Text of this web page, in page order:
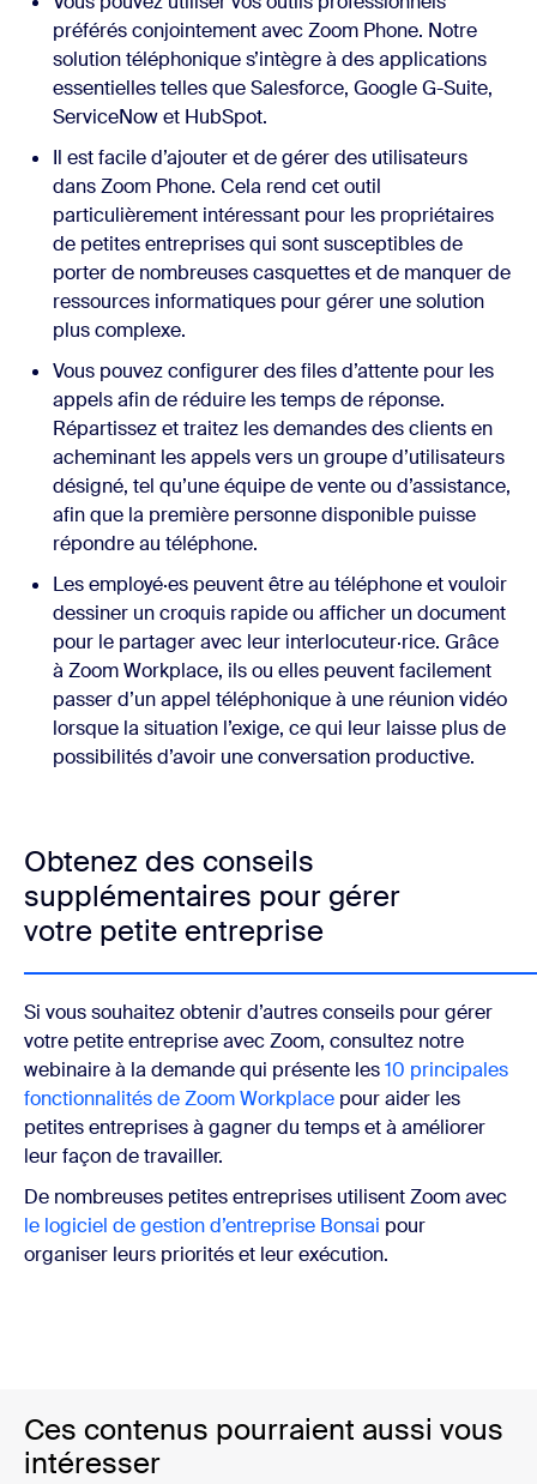
préférés conjointement avec Zoom Phone. Notre
solution téléphonique s’intègre à des applications
essentielles telles que Salesforce, Google G-Suite,
ServiceNow et HubSpot.
Il est facile d’ajouter et de gérer des utilisateurs
dans Zoom Phone. Cela rend cet outil
particulièrement intéressant pour les propriétaires
de petites entreprises qui sont susceptibles de
porter de nombreuses casquettes et de manquer de
ressources informatiques pour gérer une solution
plus complexe.
Vous pouvez configurer des files d’attente pour les
appels afin de réduire les temps de réponse.
Répartissez et traitez les demandes des clients en
acheminant les appels vers un groupe d’utilisateurs
désigné, tel qu’une équipe de vente ou d’assistance,
afin que la première personne disponible puisse
répondre au téléphone.
Les employé·es peuvent être au téléphone et vouloir
dessiner un croquis rapide ou afficher un document
pour le partager avec leur interlocuteur·rice. Grâce
à Zoom Workplace, ils ou elles peuvent facilement
passer d’un appel téléphonique à une réunion vidéo
lorsque la situation l’exige, ce qui leur laisse plus de
possibilités d’avoir une conversation productive.
Obtenez des conseils
supplémentaires pour gérer
votre petite entreprise
Si vous souhaitez obtenir d’autres conseils pour gérer
votre petite entreprise avec Zoom, consultez notre
webinaire à la demande qui présente les10 principales
fonctionnalités de Zoom Workplace pour aider les
petites entreprises à gagner du temps et à améliorer
leur façon de travailler.
De nombreuses petites entreprises utilisent Zoom avec
le logiciel de gestion d’entreprise Bonsai pour
organiser leurs priorités et leur exécution.
Ces contenus pourraient aussi vous
intéresser